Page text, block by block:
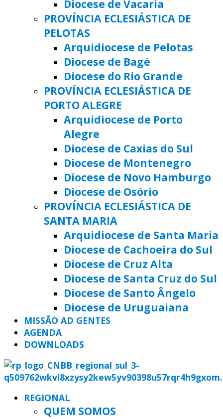
Diocese de Vacaria
PROVÍNCIA ECLESIÁSTICA DE
PELOTAS
Arquidiocese de Pelotas
Diocese de Bagé
Diocese do Rio Grande
PROVÍNCIA ECLESIÁSTICA DE
PORTO ALEGRE
Arquidiocese de Porto
Alegre
Diocese de Caxias do Sul
Diocese de Montenegro
Diocese de Novo Hamburgo
Diocese de Osório
PROVÍNCIA ECLESIÁSTICA DE
SANTA MARIA
Arquidiocese de Santa Maria
Diocese de Cachoeira do Sul
Diocese de Cruz Alta
Diocese de Santa Cruz do Sul
Diocese de Santo Ângelo
Diocese de Uruguaiana
MISSÃO AD GENTES
AGENDA
DOWNLOADS
REGIONAL
QUEM SOMOS